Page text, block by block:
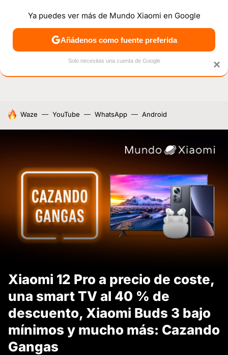
NOTICIAS MÓVILES TUTORIALES OFERTAS
HOY SE HABLA DE
Waze YouTube WhatsApp Android
Xiaomi 12 Pro a precio de coste,
una smart TV al 40 % de
descuento, Xiaomi Buds 3 bajo
mínimos y mucho más: Cazando
Gangas
×
Ya puedes ver más de Mundo Xiaomi en Google
Añádenos como fuente preferida
Solo necesitas una cuenta de Google